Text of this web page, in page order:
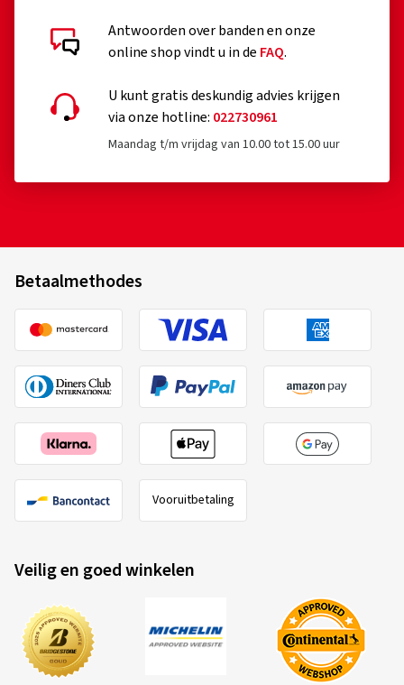
Antwoorden over banden en onze
online shop vindt u in de FAQ.
U kunt gratis deskundig advies krijgen
via onze hotline: 022730961
Maandag t/m vrijdag van 10.00 tot 15.00 uur
Betaalmethodes
Vooruitbetaling
Veilig en goed winkelen